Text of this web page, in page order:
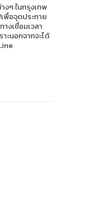
งๆ ในกรุงเทพ
พื่อจุดประกาย
งเชื่อมเวลา
ะนอกจากจะได้